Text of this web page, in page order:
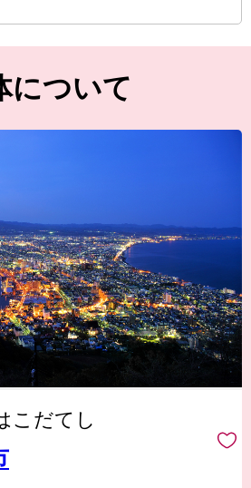
について
こだてし